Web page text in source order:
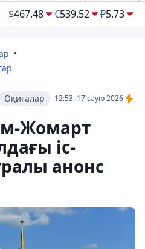
$467.48 €539.52 ₽5.73
12:53, 17 сәуір 2026
Оқиғалар
Жомарт
іс-
анонс